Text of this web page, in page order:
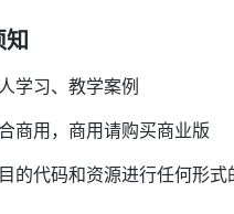
学习、教学案例
商用，商用请购买商业版
的代码和资源进行任何形